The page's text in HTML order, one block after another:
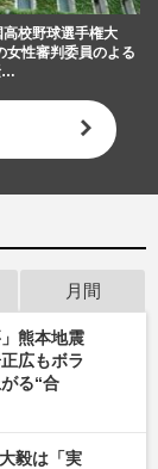
高校野球選手権大
女性審判委員のよる
…
月間
熊本地震
広もボラ
る“合
毅は「実